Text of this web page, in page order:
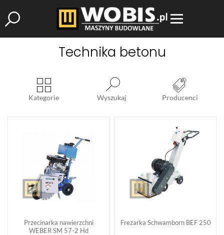
Technika betonu
Kategorie Wyszukaj Producenci
Przecinarka nawierzchni
WEBER SM 57-2 Hd
Frezarka Schwamborn BEF 250